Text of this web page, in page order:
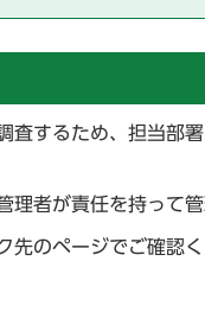
査するため、担当
者が責任を持って管
先のページでご確認く